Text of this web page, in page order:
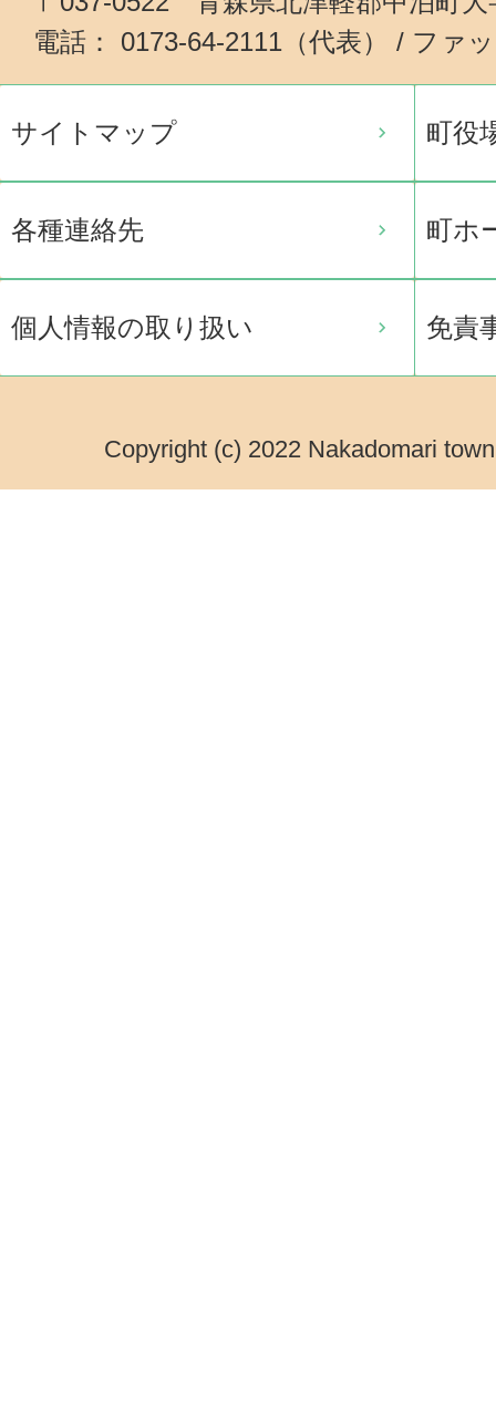
電話： 0173-64-2111（代表） / ファ
サイトマップ 町役
各種連絡先 町ホ
個人情報の取り扱い 免責
Copyright (c) 2022 Nakadomari